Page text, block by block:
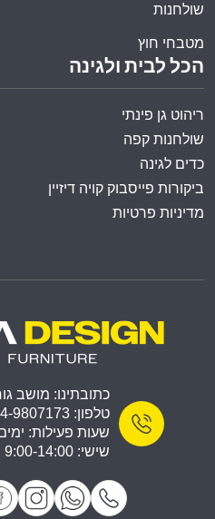
הכל לבית ולגינה
ריהוט גן פינתי
שולחנות קפה
כדים לגינה
ביקורות פייסבוק קויה דיזיין
מדיניות פרטיות
שולחנות
מטבחי חוץ
כתובתינו: מושב
טלפון: 04-9807173 | פקס: 04-8550248
שעות פעילות: ימים א׳-
שישי: 9:00-14:00 | שבת: סגור